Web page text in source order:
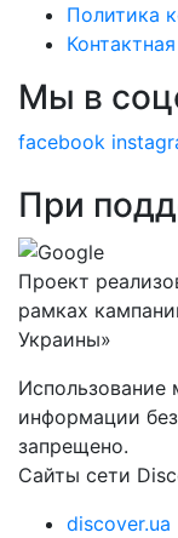
Политика
Мы в
facebook
При
Проект
рамках
Украины»
Использование
информации
запрещено.
Сайты сети
discover.ua